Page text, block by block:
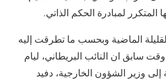
المتكرر لمبادرة الحكم الذاتي.
الماضية وبحسب ما تطرقت إليه
سابق ان النائب البريطاني، ليام
وزير الشؤون الخارجية، دفيد